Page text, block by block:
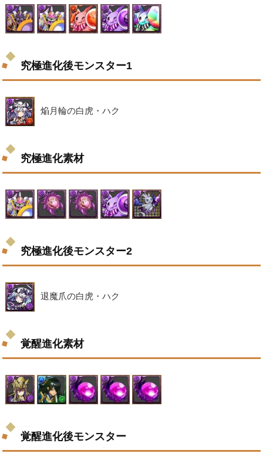
究極進化後モンスター1
焔月輪の白虎・ハク
究極進化素材
究極進化後モンスター2
退魔爪の白虎・ハク
覚醒進化素材
覚醒進化後モンスター